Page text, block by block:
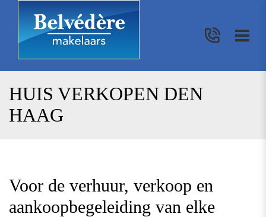
HUIS VERKOPEN DEN
HAAG
Voor de verhuur, verkoop en
aankoopbegeleiding van elke